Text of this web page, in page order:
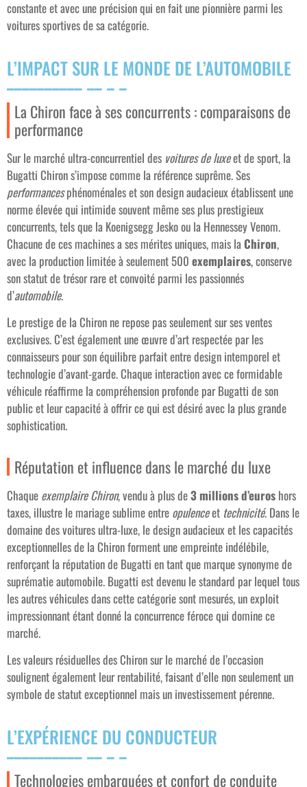
constante et avec une précision qui en fait une pionnière parmi les
voitures sportives de sa catégorie.
L’IMPACT SUR LE MONDE DE L’AUTOMOBILE
La Chiron face à ses concurrents : comparaisons de
performance
Sur le marché ultra-concurrentiel des voitures de luxeet de sport, la
Bugatti Chiron s’impose comme la référence suprême. Ses
performancesphénoménales et son design audacieux établissent une
norme élevée qui intimide souvent même ses plus prestigieux
concurrents, tels que la Koenigsegg Jesko ou la Hennessey Venom.
Chacune de ces machines a ses mérites uniques, mais la Chiron,
avec la production limitée à seulement 500 exemplaires, conserve
son statut de trésor rare et convoité parmi les passionnés
d’automobile.
Le prestige de la Chiron ne repose pas seulement sur ses ventes
exclusives. C’est également une œuvre d’art respectée par les
connaisseurs pour son équilibre parfait entre design intemporel et
technologie d’avant-garde. Chaque interaction avec ce formidable
véhicule réaffirme la compréhension profonde par Bugatti de son
public et leur capacité à offrir ce qui est désiré avec la plus grande
sophistication.
Réputation et influence dans le marché du luxe
Chaque exemplaire Chiron, vendu à plus de3 millions d’euros hors
taxes, illustre le mariage sublime entre opulenceet technicité. Dans le
domaine des voitures ultra-luxe, le design audacieux et les capacités
exceptionnelles de la Chiron forment une empreinte indélébile,
renforçant la réputation de Bugatti en tant que marque synonyme de
suprématie automobile. Bugatti est devenu le standard par lequel tous
les autres véhicules dans cette catégorie sont mesurés, un exploit
impressionnant étant donné la concurrence féroce qui domine ce
marché.
Les valeurs résiduelles des Chiron sur le marché de l’occasion
soulignent également leur rentabilité, faisant d’elle non seulement un
symbole de statut exceptionnel mais un investissement pérenne.
L’EXPÉRIENCE DU CONDUCTEUR
Technologies embarquées et confort de conduite